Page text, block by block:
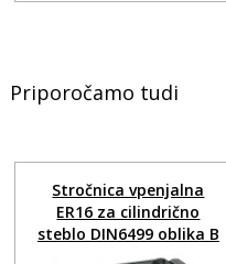
Priporočamo tudi
Stročnica vpenjalna
ER16 za cilindrično
steblo DIN6499 oblika B